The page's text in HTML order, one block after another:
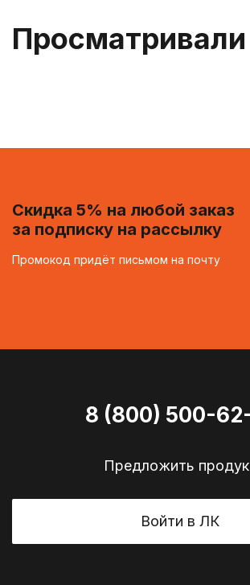
Просматривали
Скидка 5% на любой заказ
за подписку на рассылку
Промокод придёт письмом на почту
8 (800) 500-
Предложить
Войти в ЛК